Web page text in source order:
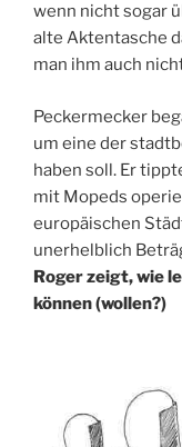
wenn nicht sogar
alte Aktentasche
man ihm auch
Peckermecker
um eine der
haben soll. Er
mit Mopeds
europäischen
unerhelblich
Roger zeigt, wie
können (wollen?)